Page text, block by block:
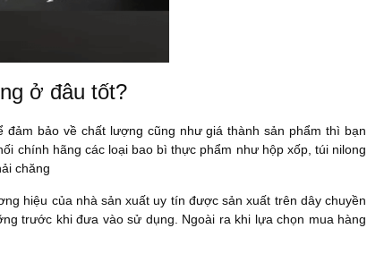
ở đâu tốt?
bảo về chất lượng cũng như giá thành sản phẩm thì bạn
chính hãng các loại bao bì thực phẩm như hộp xốp, túi nilong
chăng
hiệu của nhà sản xuất uy tín được sản xuất trên dây chuyền
trước khi đưa vào sử dụng. Ngoài ra khi lựa chọn mua hàng